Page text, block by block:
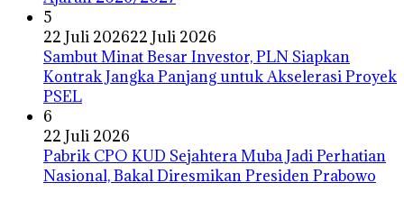
5
22 Juli 202622 Juli 2026
Sambut Minat Besar Investor, PLN Siapkan
Kontrak Jangka Panjang untuk Akselerasi Proyek
PSEL
6
22 Juli 2026
Pabrik CPO KUD Sejahtera Muba Jadi Perhatian
Nasional, Bakal Diresmikan Presiden Prabowo